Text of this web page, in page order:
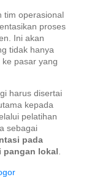
tim operasional
proses
Ini akan
tidak hanya
pasar yang
harus disertai
kepada
pelatihan
sebagai
pada
pangan lokal.